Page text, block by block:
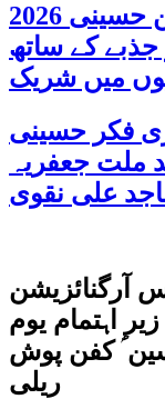
پاکستان بھر میں اربعین حسینی 2026
کے ساتھ
میں شریک
عزاداری فکر حسینی
ملت جعفریہ
علی نقوی
آرگنائزیشن
اہتمام یوم
کفن پوش
ریلی